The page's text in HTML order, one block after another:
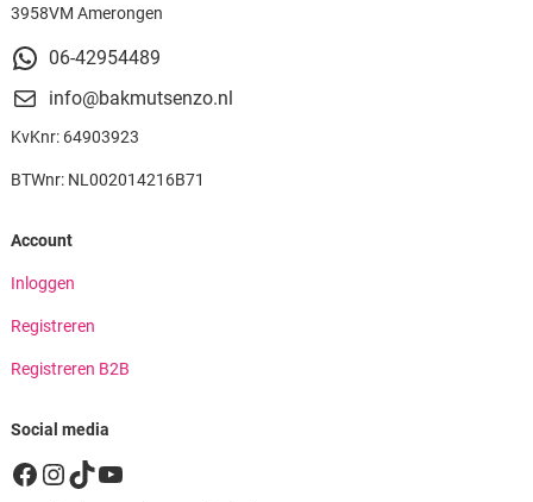
3958VM Amerongen
06-42954489
info@bakmutsenzo.nl
KvKnr: 64903923
BTWnr: NL002014216B71
Account
Inloggen
Registreren
Registreren B2B
Social media
Facebook
Instagram
TikTok
YouTube